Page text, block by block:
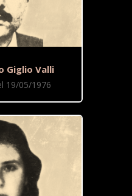
Giglio Valli
19/05/1976